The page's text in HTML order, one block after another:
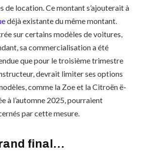
de location. Ce montant s’ajouterait à
déjà existante du même montant.
sur certains modèles de voitures,
sa commercialisation a été
que pour le troisième trimestre
devrait limiter ses options
comme la Zoe et la Citroën ë-
à l’automne 2025, pourraient
par cette mesure.
final…